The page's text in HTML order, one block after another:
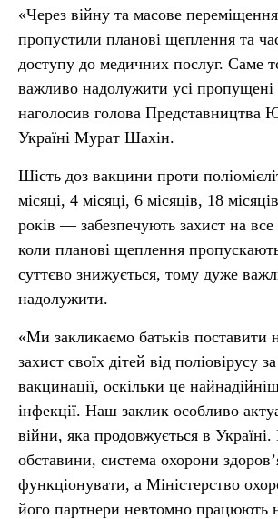
«Через війну та масове
пропустили планові щеплення та
доступу до медичних послуг. Саме
важливо надолужити усі
наголосив голова
Україні Мурат Шахін.
Шість доз вакцини проти
місяці, 4 місяці, 6 місяців, 18
років — забезпечують захист на
коли планові щеплення
суттєво знижується, тому дуже
надолужити.
«Ми закликаємо батьків
захист своїх дітей від поліовірусу
вакцинації, оскільки це
інфекції. Наш заклик особливо
війни, яка продовжується в
обставини, система охорони
функціонувати, а Міністерство
його партнери невтомно працюють